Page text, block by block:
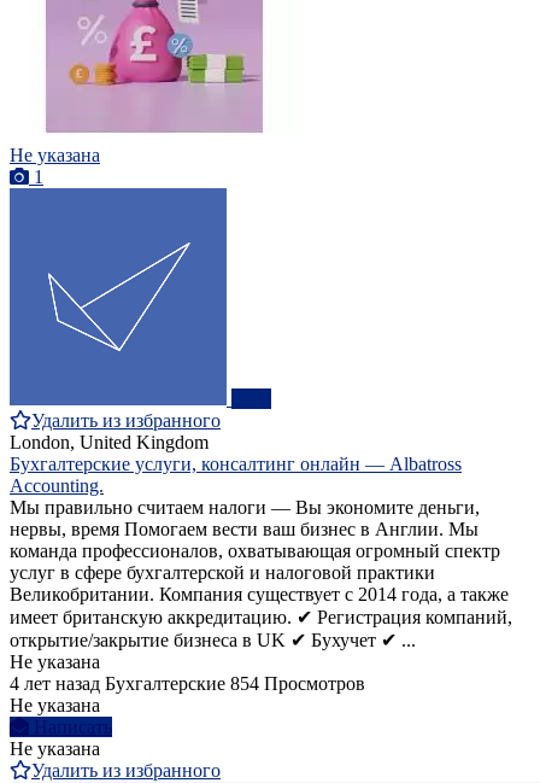
Не указана
1
Удалить из избранного
London, United Kingdom
Бухгалтерские услуги, консалтинг онлайн — Albatross
Accounting.
Мы правильно считаем налоги — Вы экономите деньги,
нервы, время Помогаем вести ваш бизнес в Англии. Мы
команда профессионалов, охватывающая огромный спектр
услуг в сфере бухгалтерской и налоговой практики
Великобритании. Компания существует с 2014 года, а также
имеет британскую аккредитацию. ✔ Регистрация компаний,
открытие/закрытие бизнеса в UK ✔ Бухучет ✔ ...
Не указана
4 лет назад Бухгалтерские 854 Просмотров
Не указана
Написать
Не указана
Удалить из избранного